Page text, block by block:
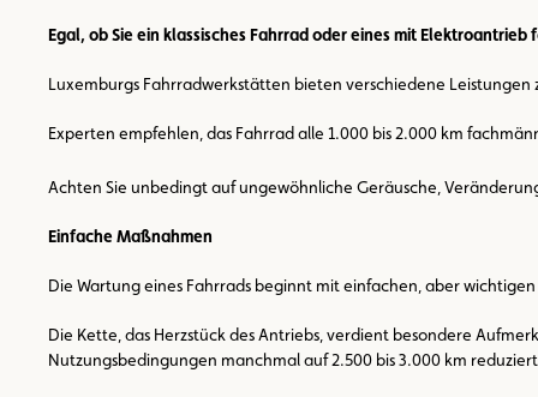
Egal, ob Sie ein klassisches Fahrrad oder eines mit
Luxemburgs Fahrradwerkstätten bieten verschiedene Leistungen
Experten empfehlen, das Fahrrad alle 1.000 bis 2.000 km
Achten Sie unbedingt auf ungewöhnliche Geräusche,
Einfache Maßnahmen
Die Wartung eines Fahrrads beginnt mit einfachen, aber
Die Kette, das Herzstück des Antriebs, verdient besondere
Nutzungsbedingungen manchmal auf 2.500 bis 3.000 km